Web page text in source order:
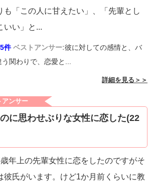
も「この人に甘えたい」、「先輩とし
いい」と ...
件 ベストアンサー:彼に対しての感情と、バ
関わりで、恋愛と...
詳細を見る＞＞
ンサー
に思わせぶりな女性に恋した(22
年上の先輩女性に恋をしたのですがそ
彼氏がいます。けど1か月前くらいに教